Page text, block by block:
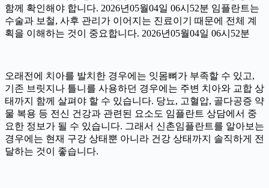
함께 확인해야 합니다. 2026년05월04일 06시52분 임플란트는
수술과 보철, 사후 관리가 이어지는 진료이기 때문에 전체 계
획을 이해하는 것이 중요합니다. 2026년05월04일 06시52분
오래전에 치아를 발치한 경우에는 잇몸뼈가 부족할 수 있고,
기존 브릿지나 틀니를 사용하던 경우에는 주변 치아와 교합 상
태까지 함께 살펴야 할 수 있습니다. 당뇨, 고혈압, 골다공증 약
물 복용 등 전신 건강과 관련된 요소도 임플란트 상담에서 중
요한 정보가 될 수 있습니다. 그래서 신촌임플란트를 알아보는
경우에는 현재 구강 상태뿐 아니라 건강 상태까지 솔직하게 전
달하는 것이 좋습니다.